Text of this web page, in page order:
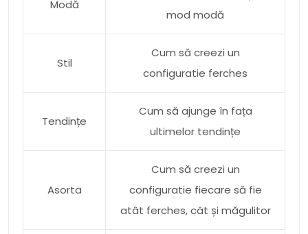
Modă
mod modă
Stil
Cum să creezi un
configuratie ferches
Tendințe
Cum să ajunge în fața
ultimelor tendințe
Asorta
Cum să creezi un
configuratie fiecare să fie
atât ferches, cât și măgulitor